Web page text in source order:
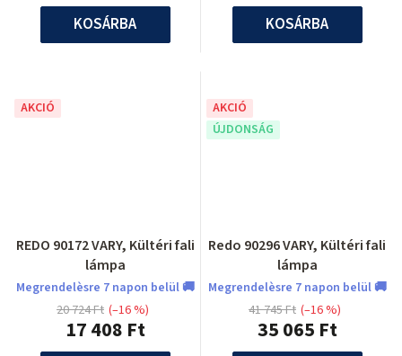
KOSÁRBA KOSÁRBA
AKCIÓ
REDO 90172 VARY, Kültéri fali
lámpa
Megrendelèsre 7 napon belül 🚚
17 408 Ft
20 724 Ft (–16 %)
AKCIÓ
ÚJDONSÁG
Redo 90296 VARY, Kültéri fali
lámpa
Megrendelèsre 7 napon belül 🚚
35 065 Ft
41 745 Ft (–16 %)